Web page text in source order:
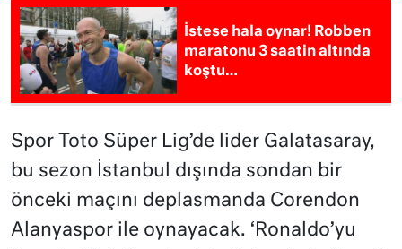
İstese hala oynar! Robben
maratonu 3 saatin altında
koştu…
Spor Toto Süper Lig’de lider Galatasaray,
bu sezon İstanbul dışında sondan bir
önceki maçını deplasmanda Corendon
Alanyaspor ile oynayacak. ‘Ronaldo’yu